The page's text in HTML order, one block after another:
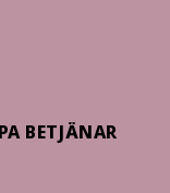
BETJÄNAR